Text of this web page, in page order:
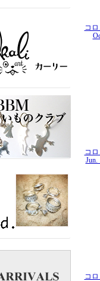
コ
コ
コ